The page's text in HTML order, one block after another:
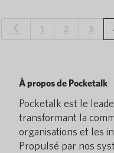
1 2 3
À propos de Pocketalk
Pocketalk est le
transformant la
organisations et les
Propulsé par nos